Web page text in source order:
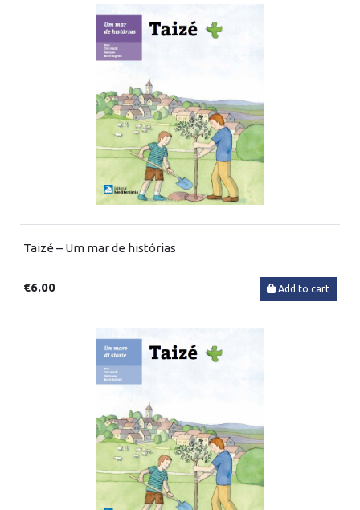
Taizé – Um mar de histórias
€6.00 Add to cart